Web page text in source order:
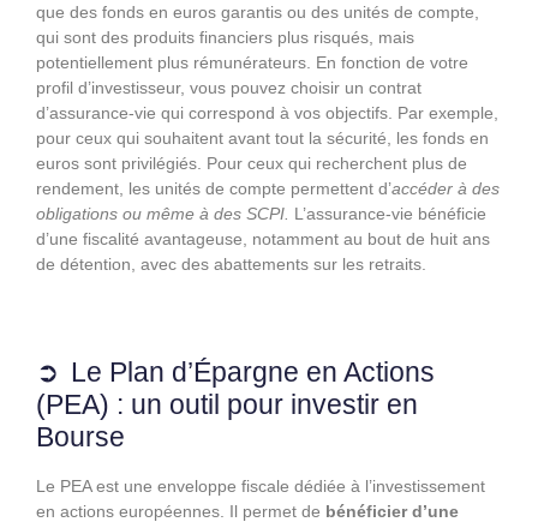
que des fonds en euros garantis ou des unités de compte,
qui sont des produits financiers plus risqués, mais
potentiellement plus rémunérateurs. En fonction de votre
profil d’investisseur, vous pouvez choisir un contrat
d’assurance-vie qui correspond à vos objectifs. Par exemple,
pour ceux qui souhaitent avant tout la sécurité, les fonds en
euros sont privilégiés. Pour ceux qui recherchent plus de
rendement, les unités de compte permettent d’accéder à des
obligations ou même à des SCPI. L’assurance-vie bénéficie
d’une fiscalité avantageuse, notamment au bout de huit ans
de détention, avec des abattements sur les retraits.
Le Plan d’Épargne en Actions
(PEA) : un outil pour investir en
Bourse
Le PEA est une enveloppe fiscale dédiée à l’investissement
en actions européennes. Il permet de bénéficier d’une